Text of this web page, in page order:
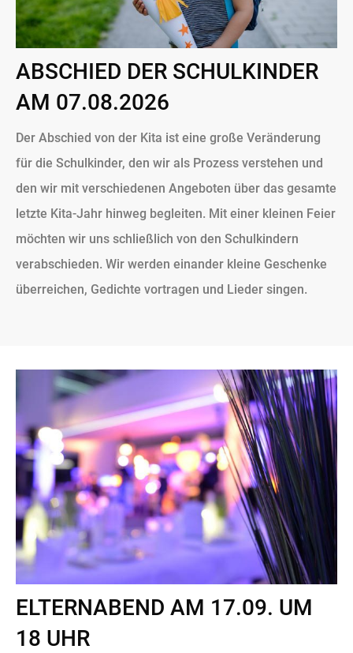
ABSCHIED DER SCHULKINDER
AM 07.08.2026
Der Abschied von der Kita ist eine große Veränderung
für die Schulkinder, den wir als Prozess verstehen und
den wir mit verschiedenen Angeboten über das gesamte
letzte Kita-Jahr hinweg begleiten. Mit einer kleinen Feier
möchten wir uns schließlich von den Schulkindern
verabschieden. Wir werden einander kleine Geschenke
überreichen, Gedichte vortragen und Lieder singen.
ELTERNABEND AM 17.09. UM
18 UHR